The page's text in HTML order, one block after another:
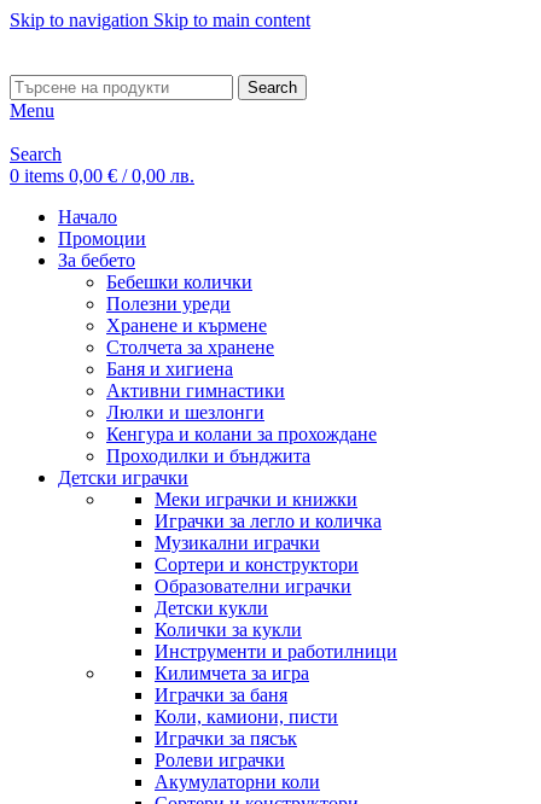
Skip to navigation Skip to main content
Search
Menu
Search
0 items 0,00 € / 0,00 лв.
Начало
Промоции
За бебето
Бебешки колички
Полезни уреди
Хранене и кърмене
Столчета за хранене
Баня и хигиена
Активни гимнастики
Люлки и шезлонги
Кенгура и колани за прохождане
Проходилки и бънджита
Детски играчки
Меки играчки и книжки
Играчки за легло и количка
Музикални играчки
Сортери и конструктори
Образователни играчки
Детски кукли
Колички за кукли
Инструменти и работилници
Килимчета за игра
Играчки за баня
Коли, камиони, писти
Играчки за пясък
Ролеви играчки
Акумулаторни коли